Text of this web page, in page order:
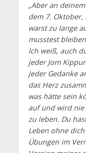
„Aber an
dem 7.
warst zu lange
musstest
Ich weiß, auch
jeder Jom
Jeder Gedanke
das Herz
was hätte sein
auf und wird
zu leben. Du
Leben ohne
Übungen im